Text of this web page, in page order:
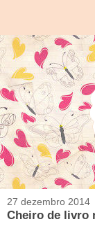
27 dezembro 2014
Cheiro de livro